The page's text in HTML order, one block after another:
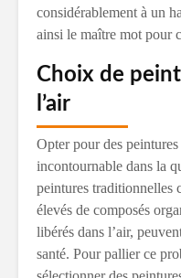
considérablement à un
ainsi le maître mot pour
Choix de
l’air
Opter pour des peintures
incontournable dans la
peintures traditionnelles
élevés de composés
libérés dans l’air,
santé. Pour pallier ce